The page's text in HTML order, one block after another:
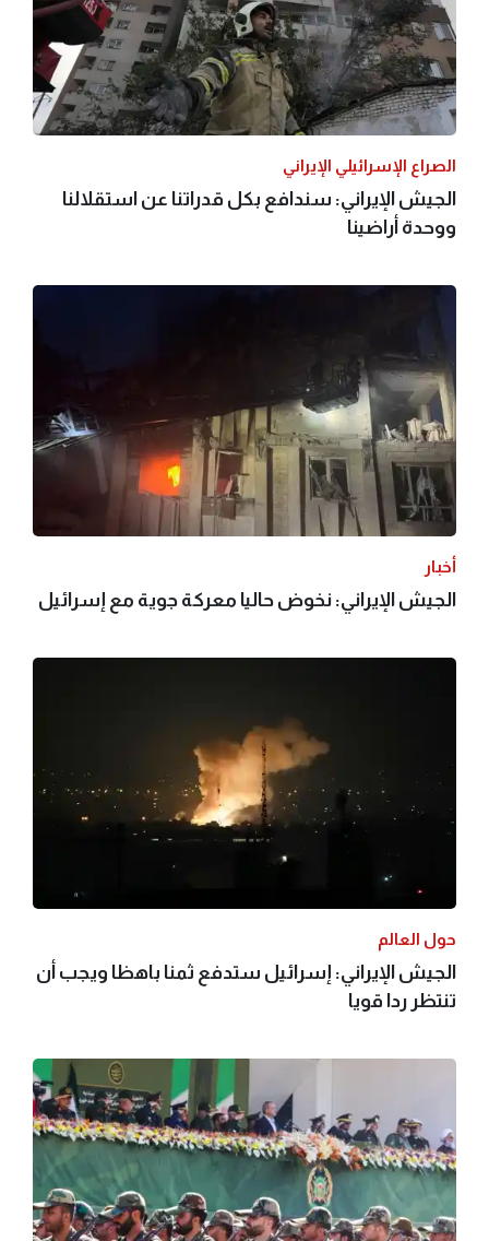
الصراع الإسرائيلي الإيراني
الجيش الإيراني: سندافع بكل قدراتنا عن استقلالنا
ووحدة أراضينا
أخبار
الجيش الإيراني: نخوض حاليا معركة جوية مع إسرائيل
حول العالم
الجيش الإيراني: إسرائيل ستدفع ثمنا باهظا ويجب أن
تنتظر ردا قويا